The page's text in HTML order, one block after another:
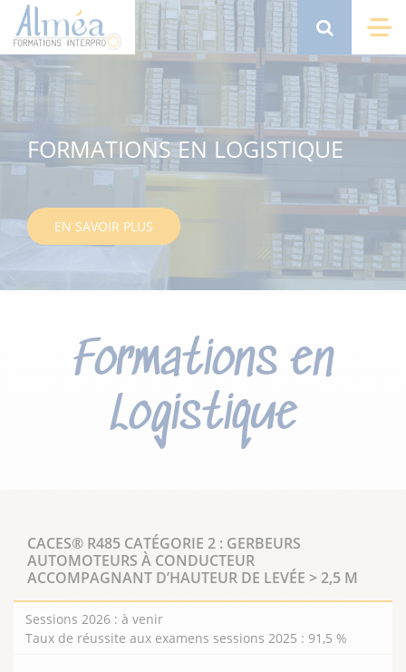
Aller
au
contenu
principal
Search
FORMATIONS EN LOGISTIQUE
EN SAVOIR PLUS
Formations en
Logistique
Le champ d’application de la logistique inclut
l’approvisionnement, la manutention, la gestion
des stocks, le conditionnement et le transport. La
CACES® R485 CATÉGORIE 2 : GERBEURS
AUTOMOTEURS À CONDUCTEUR
ACCOMPAGNANT D’HAUTEUR DE LEVÉE > 2,5 M
Sessions 2026 : à venir
Taux de réussite aux examens sessions 2025 : 91,5 %